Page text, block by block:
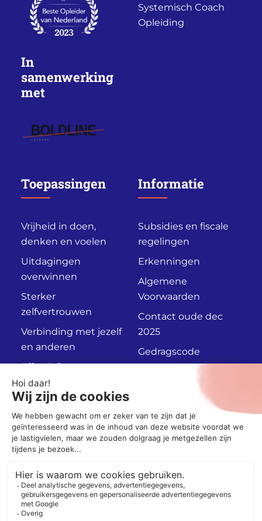
In
samenwerking
met
Systemisch Coach
Opleiding
Toepassingen
Vrijheid in doen,
denken en voelen
Uitdagingen
overwinnen
Sterker
zelfvertrouwen
Verbinding met jezelf
en anderen
Effectief
communiceren
Informatie
Subsidies en fiscale
regelingen
Erkenningen
Algemene
Voorwaarden
Contact oude dec
2025
Gedragscode
Socials